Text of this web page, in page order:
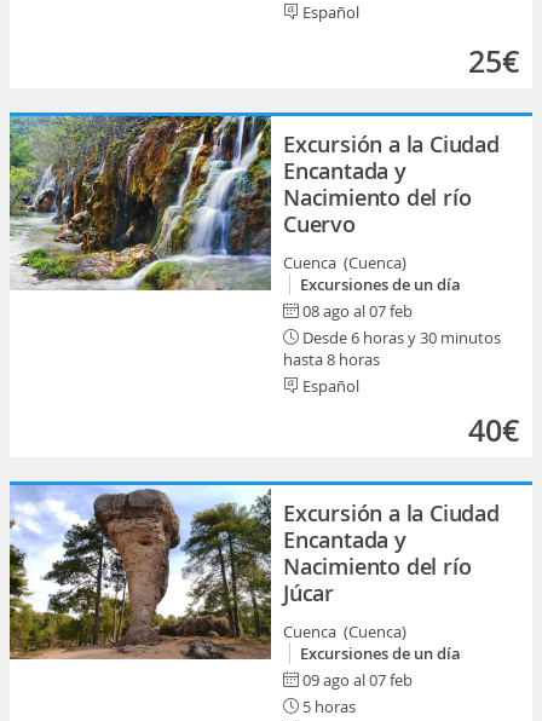
Español
25€
Excursión a la Ciudad
Encantada y
Nacimiento del río
Cuervo
Cuenca (Cuenca)
Excursiones de un día
08 ago al 07 feb
Desde 6 horas y 30 minutos
hasta 8 horas
Español
40€
Excursión a la Ciudad
Encantada y
Nacimiento del río
Júcar
Cuenca (Cuenca)
Excursiones de un día
09 ago al 07 feb
5 horas